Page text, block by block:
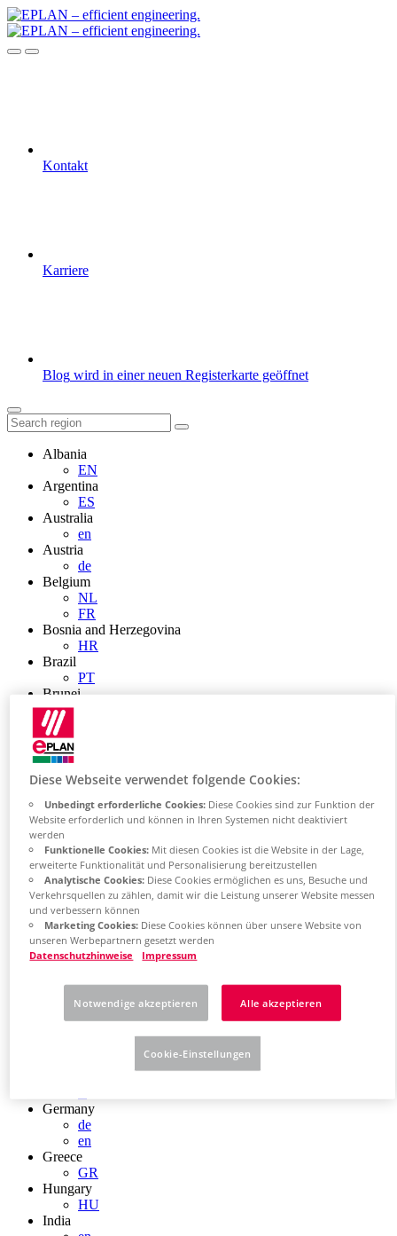
Kontakt
Karriere
Blog wird in einer neuen Registerkarte geöffnet
Albania
EN
Argentina
ES
Australia
en
Austria
de
Belgium
NL
FR
Bosnia and Herzegovina
HR
Brazil
PT
Brunei
Bulgaria
Canada
en
FR
Chile
ES
China
ZH
EN
China Taiwan
EN
Colombia
ES
Croatia
HR
CZ
Germany
de
en
Greece
GR
Hungary
HU
India
Diese Webseite verwendet folgende Cookies:
Unbedingt erforderliche Cookies:Diese Cookies sind zur Funktion der
Website erforderlich und können in Ihren Systemen nicht deaktiviert
werden
Funktionelle Cookies:Mit diesen Cookies ist die Website in der Lage,
erweiterte Funktionalität und Personalisierung bereitzustellen
Analytische Cookies:Diese Cookies ermöglichen es uns, Besuche und
Verkehrsquellen zu zählen, damit wir die Leistung unserer Website messen
und verbessern können
Marketing Cookies:Diese Cookies können über unsere Website von
unseren Werbepartnern gesetzt werden
Datenschutzhinweise
Impressum
Notwendige akzeptieren Alle akzeptieren
Cookie-Einstellungen